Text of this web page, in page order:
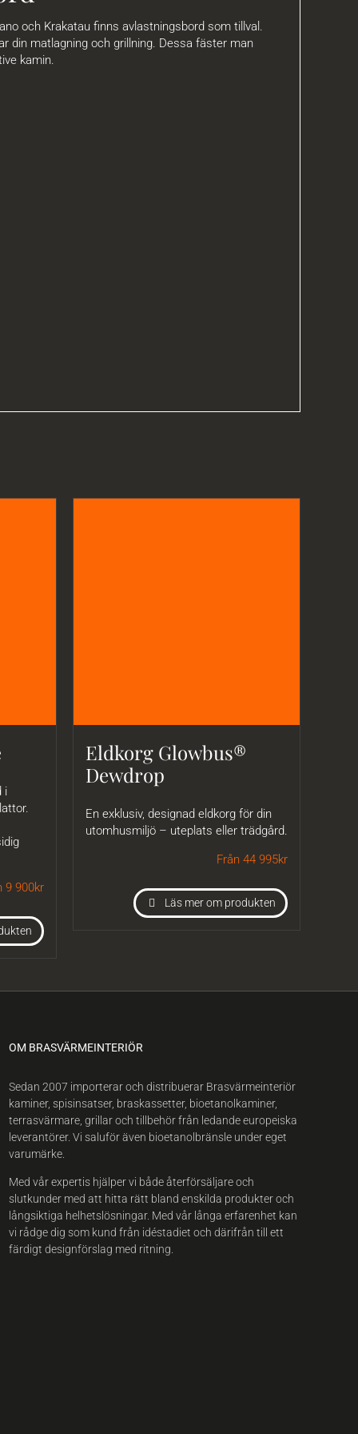
och Krakatau finns avlastningsbord som tillval.
din matlagning och grillning. Dessa fäster man
kamin.
i
9 900kr
Eldkorg Glowbus®
Dewdrop
En exklusiv, designad eldkorg för din
utomhusmiljö – uteplats eller trädgård.
Från 44 995kr
Läs mer om produkten
OM BRASVÄRMEINTERIÖR
Sedan 2007 importerar och distribuerar Brasvärmeinteriör
kaminer, spisinsatser, braskassetter, bioetanolkaminer,
terrasvärmare, grillar och tillbehör från ledande europeiska
leverantörer. Vi saluför även bioetanolbränsle under eget
varumärke.
Med vår expertis hjälper vi både återförsäljare och
slutkunder med att hitta rätt bland enskilda produkter och
långsiktiga helhetslösningar. Med vår långa erfarenhet kan
vi rådge dig som kund från idéstadiet och därifrån till ett
färdigt designförslag med ritning.